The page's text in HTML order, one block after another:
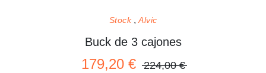
Stock Alvic
Buck de 3 cajones
179,20 € 224,00 €